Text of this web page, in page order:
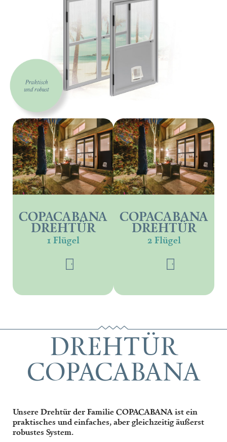
COPACABANA
DREHTÜR
1 Flügel
COPACABANA
DREHTÜR
2 Flügel
DREHTÜR
COPACABANA
Unsere Drehtür der Familie COPACABANA ist ein
praktisches und einfaches, aber gleichzeitig äußerst
robustes System.